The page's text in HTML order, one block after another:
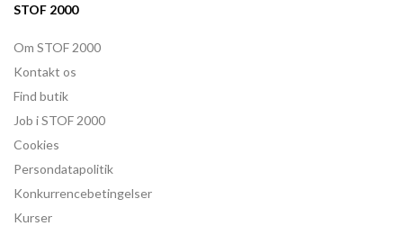
STOF 2000
Om STOF 2000
Kontakt os
Find butik
Job i STOF 2000
Cookies
Persondatapolitik
Konkurrencebetingelser
Kurser